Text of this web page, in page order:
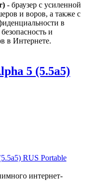
- браузер с усиленной
и воров, а также с
в
и
в Интернете.
5 (5.5a5)
интернет-